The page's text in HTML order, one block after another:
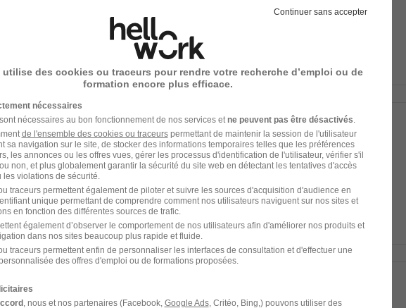
32 000 - 38 000 € / an
Engin TP H/F
Clermont-Ferrand
Ferrand - 63 Intérim
jours
TP H/F
Continuer sans accepter
utilise des cookies ou traceurs pour rendre votre recherche d’emploi ou de
formation encore plus efficace.
nécessaires
nécessaires au bon fonctionnement de nos services et ne peuvent pas être désactivés
de l'ensemble des cookies ou traceurspermettant de maintenir la session de l'utilisateur
sa navigation sur le site, de stocker des informations temporaires telles que les préférences
les annonces ou les offres vues, gérer les processus d'identification de l'utilisateur, vérifier s'il
non, et plus globalement garantir la sécurité du site web en détectant les tentatives d'accès
violations de sécurité.
traceurs permettent également de piloter et suivre les sources d'acquisition d'audience en
unique permettant de comprendre comment nos utilisateurs naviguent sur nos sites et
en fonction des différentes sources de trafic.
également d’observer le comportement de nos utilisateurs afin d'améliorer nos produits et
dans nos sites beaucoup plus rapide et fluide.
traceurs permettent enfin de personnaliser les interfaces de consultation et d'effectuer une
des offres d'emploi ou de formations proposées.
, nous et nos partenaires (Facebook, Google Ads, Critéo, Bing,) pouvons utiliser des